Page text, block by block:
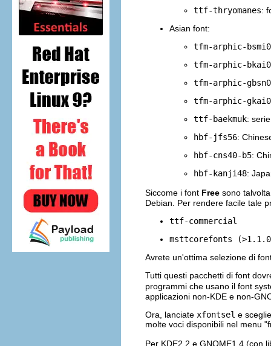
ttf-thryomanes:
Asian font:
tfm-arphic-
tfm-arphic-
tfm-arphic-
tfm-arphic-
ttf-baekmuk:
hbf-jfs56:
hbf-cns40-b5:
hbf-kanji48:
Siccome i font Free sono
Debian. Per rendere facile tale
ttf-commercial
msttcorefonts
Avrete un'ottima selezione di
Tutti questi pacchetti di font
programmi che usano il font
applicazioni non-KDE e non-
Ora, lanciate xfontsel e
molte voci disponibili nel menu
Per KDE2.2 e GNOME1.4 (con